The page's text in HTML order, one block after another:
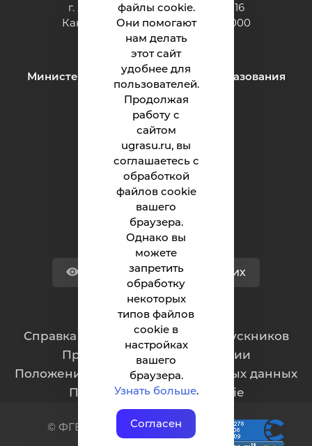
файлы cookie.
Они помогают
нам делать
этот сайт
удобнее для
пользователей.
Продолжая
работу с
сайтом
ugrasu.ru, вы
соглашаетесь с
обработкой
файлов cookie
вашего
браузера.
Однако вы
можете
запретить
обработку
некоторых
типов файлов
cookie в
настройках
вашего
браузера.
Узнать больше.
Согласен
г. Ханты-Мансийск, ул. Чехова, 16
Канцелярия: тел.: +7 (3467) 377-000
e-mail:ugrasu@ugrasu.ru
Министерство науки и высшего образования
Российской Федерации
Университет
Поступающему
Студенту
Сотруднику
Версия для слабовидящих
Обращения граждан
Cправка для отчисленных и выпускников
Противодействие коррупции
Положение о защите персональных данных
Политика обработки cookie
© ФГБОУ ВО ЮГУ 2001–2025